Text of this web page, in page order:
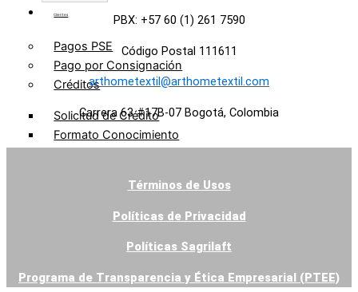
Clientes
Pagos PSE
Pago por Consignación
Créditos
Solicitud de Crédito
Formato Conocimiento
Zona Clientes
PBX: +57 60 (1) 261 7590
Código Postal 111611
arthometextil@arthometextil.com
Carrera 63 #17B-07 Bogotá, Colombia
Términos de Usos
Políticas de Privacidad
Políticas Sagrilaft
Programa de Transparencia y Ética Empresarial (PTEE)